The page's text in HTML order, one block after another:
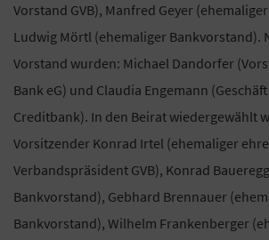
Vorstand GVB), Manfred Geyer
Ludwig Mörtl (ehemaliger Bankvorstand).
Vorstand wurden: Michael Dandorfer
Bank eG) und Claudia Engemann
Creditbank). In den Beirat wiedergewählt
Vorsitzender Konrad Irtel (ehemaliger
Verbandspräsident GVB), Konrad
Bankvorstand), Gebhard Brennauer
Bankvorstand), Wilhelm Frankenberger